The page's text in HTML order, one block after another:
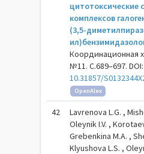
цитотоксические
комплексов
(3,5-
Координационная
№11. С.689–697. DOI:
10.31857/
OpenAlex
42
Lavrenova L.G. ,
Oleynik I.V. ,
Grebenkina M.A. ,
Klyushova L.S. ,